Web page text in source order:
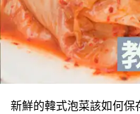
新鮮的韓式泡菜該如何保